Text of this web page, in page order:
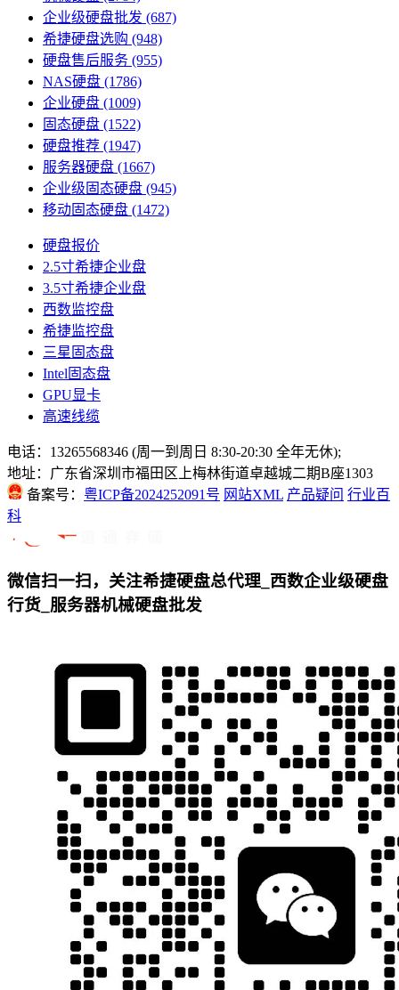
企业级硬盘批发 (687)
希捷硬盘选购 (948)
硬盘售后服务 (955)
NAS硬盘 (1786)
企业硬盘 (1009)
固态硬盘 (1522)
硬盘推荐 (1947)
服务器硬盘 (1667)
企业级固态硬盘 (945)
移动固态硬盘 (1472)
硬盘报价
2.5寸希捷企业盘
3.5寸希捷企业盘
西数监控盘
希捷监控盘
三星固态盘
Intel固态盘
GPU显卡
高速线缆
电话：13265568346 (周一到周日 8:30-20:30 全年无休);
地址：广东省深圳市福田区上梅林街道卓越城二期B座1303
备案号： 粤ICP备2024252091号 网站XML 产品疑问 行业百
科
微信扫一扫，关注希捷硬盘总代理_西数企业级硬盘
行货_服务器机械硬盘批发